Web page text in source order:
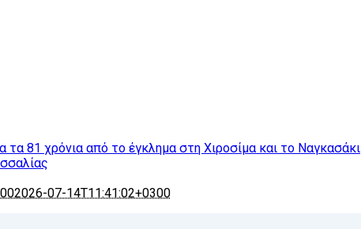
τα 81 χρόνια από το έγκλημα στη Χιροσίμα και το Ναγκασάκι
2026-07-14T11:41:02+0300